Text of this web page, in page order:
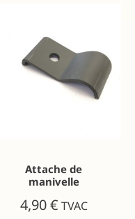
Attache de
manivelle
4,90€ TVAC